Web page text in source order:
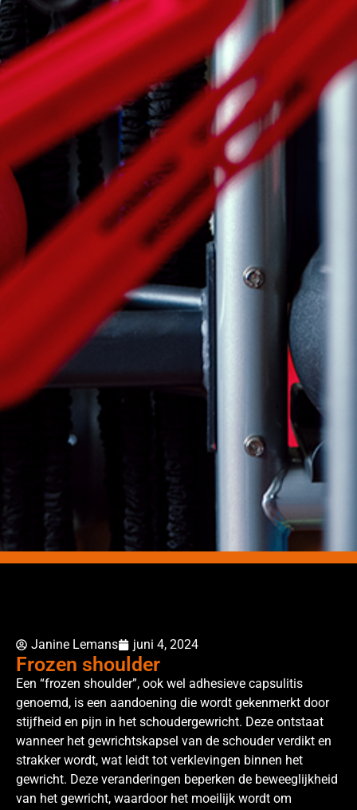
Janine Lemans juni 4, 2024
Frozen shoulder
Een “frozen shoulder”, ook wel adhesieve capsulitis
genoemd, is een aandoening die wordt gekenmerkt door
stijfheid en pijn in het schoudergewricht. Deze ontstaat
wanneer het gewrichtskapsel van de schouder verdikt en
strakker wordt, wat leidt tot verklevingen binnen het
gewricht. Deze veranderingen beperken de beweeglijkheid
van het gewricht, waardoor het moeilijk wordt om